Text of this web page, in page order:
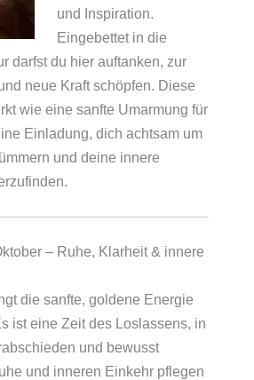
und Inspiration.
Eingebettet in die
darfst du hier auftanken, zur
neue Kraft schöpfen. Diese
wie eine sanfte Umarmung für
Einladung, dich achtsam um
und deine innere
– Ruhe, Klarheit & innere
die sanfte, goldene Energie
ist eine Zeit des Loslassens, in
und bewusst
und inneren Einkehr pflegen